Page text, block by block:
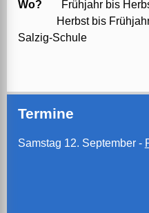
Wo?
Frühjahr bis
Herbst bis Frühjahr:
Salzig-Schule
Termine
Samstag 12. September -